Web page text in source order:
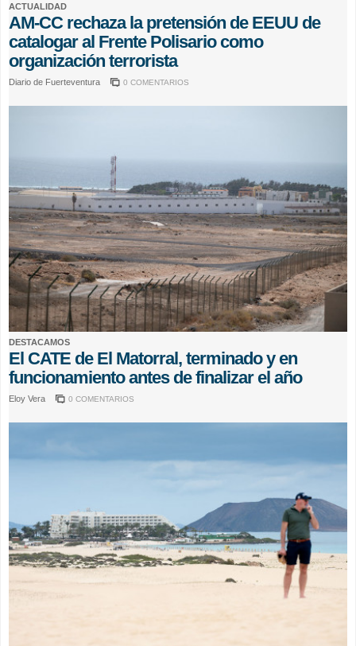
ACTUALIDAD
AM-CC rechaza la pretensión de EEUU de
catalogar al Frente Polisario como
organización terrorista
Diario de Fuerteventura 0 COMENTARIOS
DESTACAMOS
El CATE de El Matorral, terminado y en
funcionamiento antes de finalizar el año
Eloy Vera 0 COMENTARIOS